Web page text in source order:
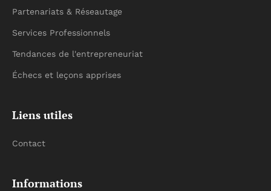
Partenariats & Réseautage
Services Professionnels
Tendances de l'entrepreneuriat
Échecs et leçons apprises
Liens utiles
Contact
Informations